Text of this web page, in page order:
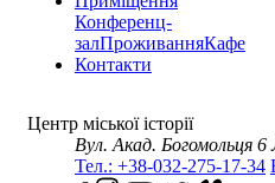
Конференц-
залПроживанняКафе
Контакти
Центр міської історії
Вул. Акад. Богомольця 6
Тел.: +38-032-275-17-34